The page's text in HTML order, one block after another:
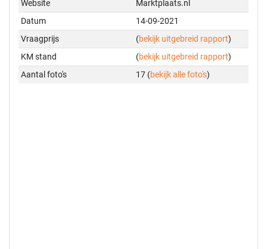
Website
Marktplaats.nl
Datum
14-09-2021
Vraagprijs
(bekijk uitgebreid rapport)
KM stand
(bekijk uitgebreid rapport)
Aantal foto's
17 (bekijk alle foto's)